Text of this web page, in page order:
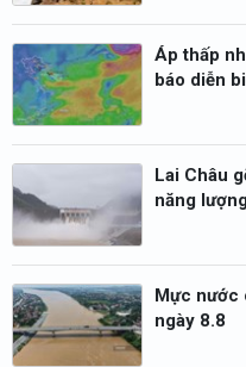
Áp thấp
báo diễn
Lai Châu
năng lượng
Mực nước
ngày 8.8